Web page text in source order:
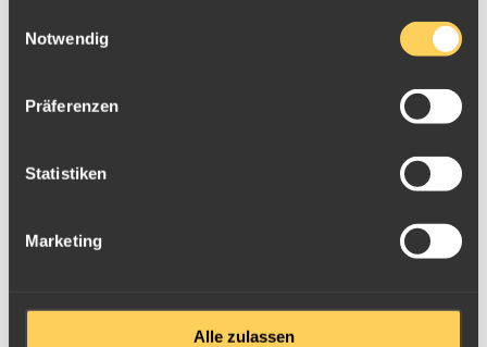
Notwendig
Präferenzen
Statistiken
Marketing
Alle zulassen
Sovereign Goldmünze Kanada König Georg